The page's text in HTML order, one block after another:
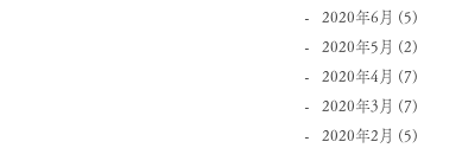
2020年6月 (5)
2020年5月 (2)
2020年4月 (7)
2020年3月 (7)
2020年2月 (5)